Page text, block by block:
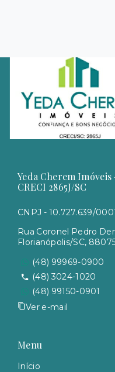
Yeda Cherem Imóveis
CRECI 2865J/SC
CNPJ - 10.727.639/
Rua Coronel Pedro
Florianópolis/SC,
(48) 99969-0900
(48) 3024-1020
(48) 99150-0901
Ver e-mail
Menu
Início